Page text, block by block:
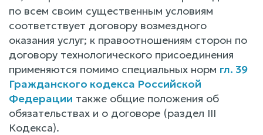
по всем своим существенным условиям
соответствует договору возмездного
оказания услуг; к правоотношениям сторон по
договору технологического присоединения
применяются помимо специальных норм гл. 39
Гражданского кодекса Российской
Федерации также общие положения об
обязательствах и о договоре (раздел III
Кодекса).